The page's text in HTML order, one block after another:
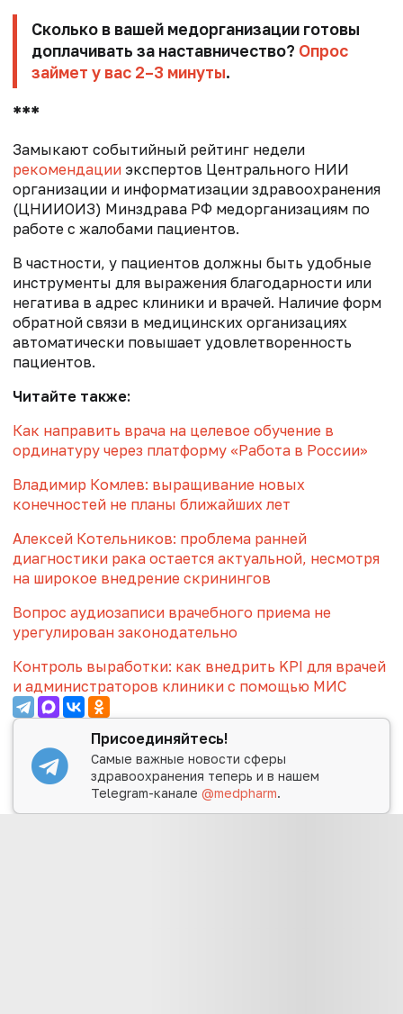
Сколько в вашей медорганизации готовы
доплачивать за наставничество? Опрос
займет у вас 2–3 минуты.
***
Замыкают событийный рейтинг недели
рекомендации экспертов Центрального НИИ
организации и информатизации здравоохранения
(ЦНИИОИЗ) Минздрава РФ медорганизациям по
работе с жалобами пациентов.
В частности, у пациентов должны быть удобные
инструменты для выражения благодарности или
негатива в адрес клиники и врачей. Наличие форм
обратной связи в медицинских организациях
автоматически повышает удовлетворенность
пациентов.
Читайте также:
Как направить врача на целевое обучение в
ординатуру через платформу «Работа в России»
Владимир Комлев: выращивание новых
конечностей не планы ближайших лет
Алексей Котельников: проблема ранней
диагностики рака остается актуальной, несмотря
на широкое внедрение скринингов
Вопрос аудиозаписи врачебного приема не
урегулирован законодательно
Контроль выработки: как внедрить KPI для врачей
и администраторов клиники с помощью МИС
Присоединяйтесь!
Самые важные новости сферы
здравоохранения теперь и в нашем
Telegram-канале@medpharm.